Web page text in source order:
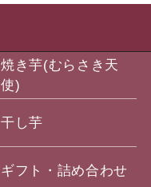
焼き芋(むらさき天
使)
干し芋
ギフト・詰め合わせ